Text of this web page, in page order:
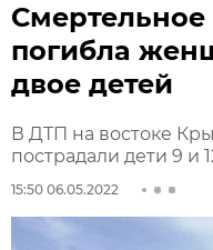
погибла
двое детей
В ДТП на востоке
пострадали дети 9 и
15:50 06.05.2022